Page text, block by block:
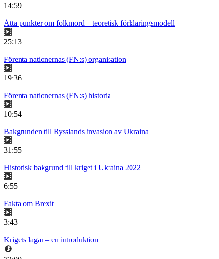
14:59
Åtta punkter om folkmord – teoretisk förklaringsmodell
25:13
Förenta nationernas (FN:s) organisation
19:36
Förenta nationernas (FN:s) historia
10:54
Bakgrunden till Rysslands invasion av Ukraina
31:55
Historisk bakgrund till kriget i Ukraina 2022
6:55
Fakta om Brexit
3:43
Krigets lagar – en introduktion